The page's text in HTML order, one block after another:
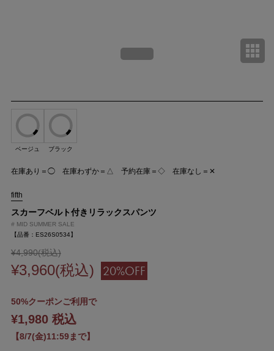
ベージュ ブラック
在庫あり＝◯ 在庫わずか＝△ 予約在庫＝◇ 在庫なし＝✕
fifth
スカーフベルト付きリラックスパンツ
# MID SUMMER SALE
【品番：ES26S0534】
¥4,990(税込)
¥3,960(税込) 20%OFF
50%クーポンご利用で
¥1,980 税込
【8/7(金)11:59まで】